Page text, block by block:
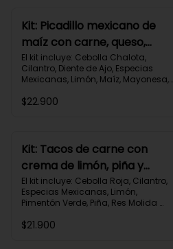
Kit: Picadillo mexicano de
maíz con carne, queso,
criollas y crema de limón-
139
El kit incluye: Cebolla Chalota,
Cilantro, Diente de Ajo, Especias
Mexicanas, Limón, Maíz, Mayonesa,
Mozzarella Rallado, Carne de Res
Grasas 30g | Proteínas 40g
$22.900
Kit: Tacos de carne con
crema de limón, piña y
especias-17
El kit incluye: Cebolla Roja, Cilantro,
Especias Mexicanas, Limón,
Pimentón Verde, Piña, Res Molida
Tortillas de Harina (3/p) y Receta
$21.900